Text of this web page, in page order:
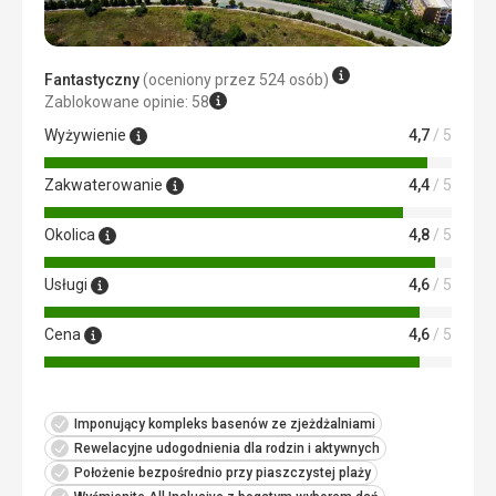
codziennie alkoholem, napojami bezalkoholowymi lub
słodzonymi i mlekiem.
Obsługa hotelowa była ponadprzeciętna, dbali o gości.
Nawet pisali do was na WhatsAppie, jeśli czegoś
potrzebowaliście itp.
Ta recenzja została automatycznie przetłumaczona za
pomocą Google Translate
Fantastyczny(oceniony przez 524 osób)
Zablokowane opinie: 58
Wyżywienie
4,7 / 5
Zakwaterowanie 4,4 / 5
Okolica 4,8 / 5
Usługi 4,6 / 5
Cena 4,6 / 5
Imponujący kompleks basenów ze zjeżdżalniami
Rewelacyjne udogodnienia dla rodzin i aktywnych
Położenie bezpośrednio przy piaszczystej plaży